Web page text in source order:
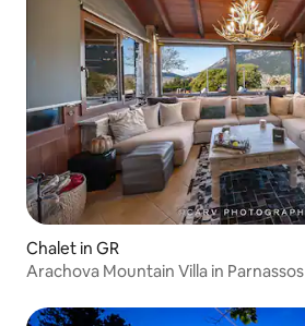
Chalet in GR
Arachova Mountain Villa in Parnassos